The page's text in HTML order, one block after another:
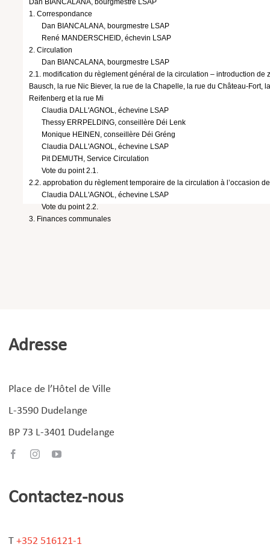
Adresse
Place de l’Hôtel de Ville
L-3590 Dudelange
BP 73 L-3401 Dudelange
Contactez-nous
T +352 516121-1